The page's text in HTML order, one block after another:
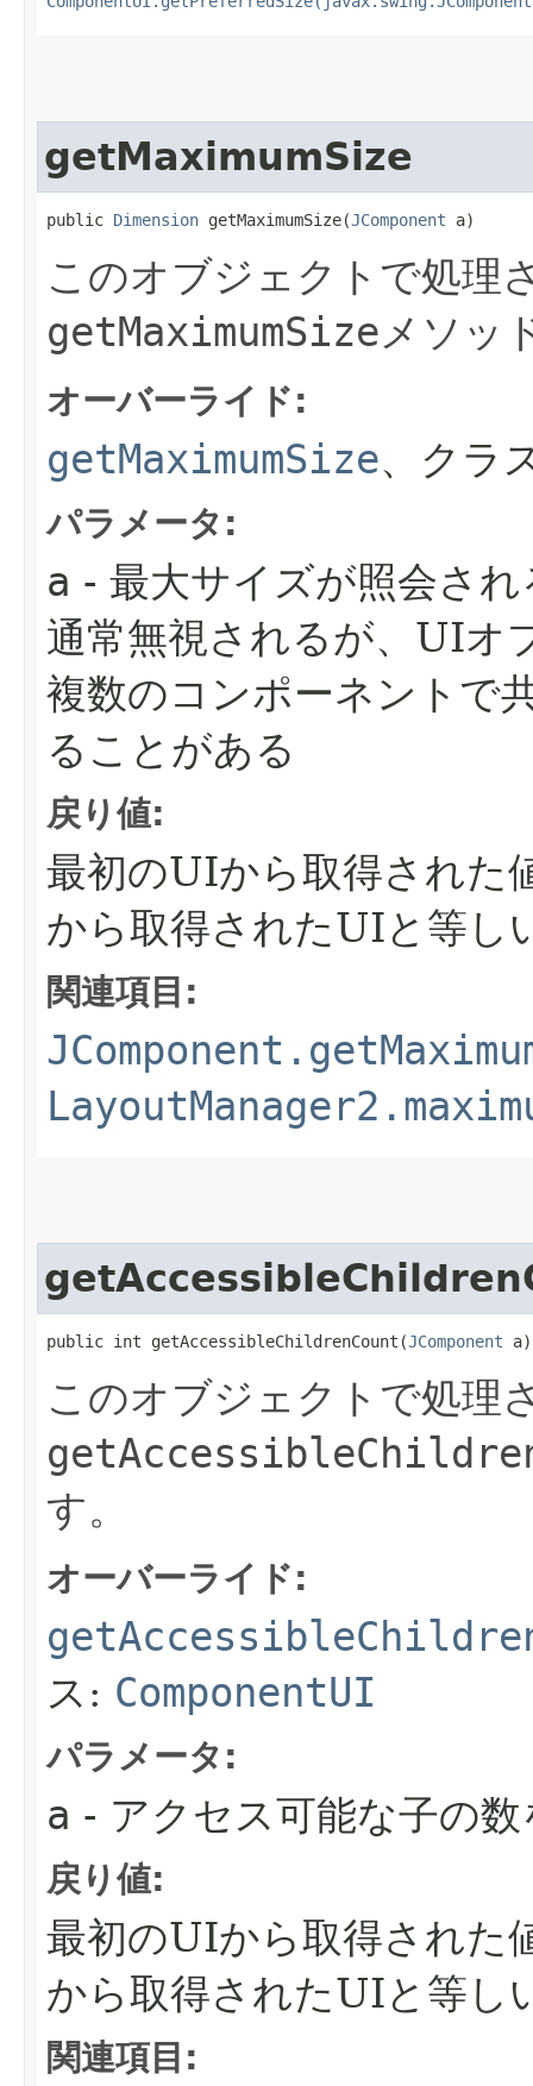
getMaximumSize
public Dimension getMaximumSize​(JComponent a)
このオブジェクトで処理
getMaximumSizeメソッ
オーバーライド:
getMaximumSize、クラ
パラメータ:
a - 最大サイズが照会さ
通常無視されるが、UIオ
複数のコンポーネントで
ることがある
戻り値:
最初のUIから取得された
から取得されたUIと等し
関連項目:
public int getAccessibleChildrenCount​(JComponent a)
このオブジェクトで処理
す。
オーバーライド:
ス: ComponentUI
パラメータ:
a - アクセス可能な子の
戻り値:
最初のUIから取得された
から取得されたUIと等し
関連項目: